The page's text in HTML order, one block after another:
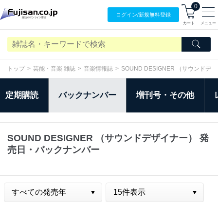
ログイン/新規無料登録
0
カート メニュー
トップ 芸能・音楽 雑誌 音楽情報誌 SOUND DESIGNER （サウンドデ
定期購読 バックナンバー 増刊号・その他
SOUND DESIGNER （サウンドデザイナー） 発
売日・バックナンバー